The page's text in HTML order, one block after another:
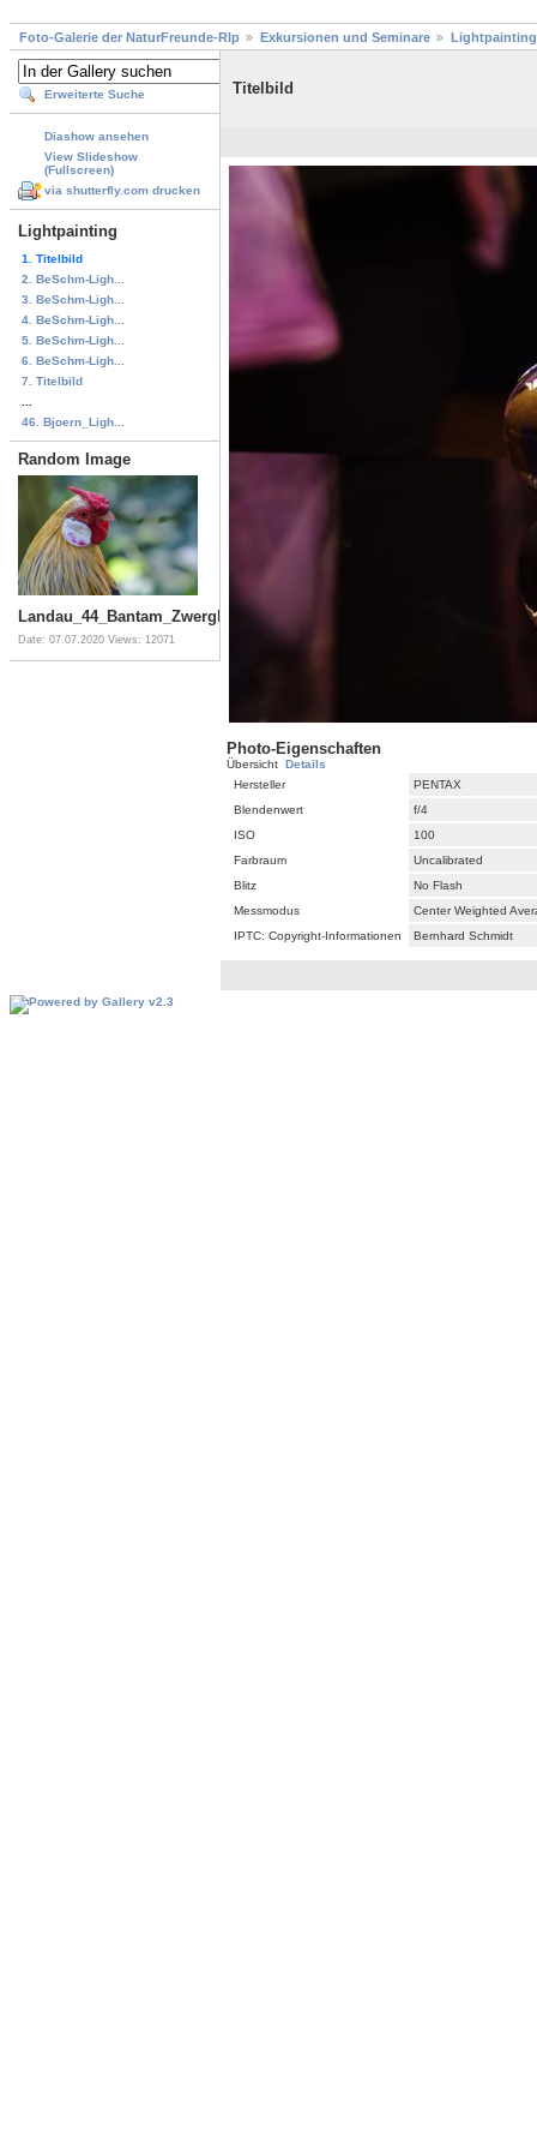
Foto-Galerie der NaturFreunde-Rlp Exkursionen und Seminare Lightpainting
Erweiterte Suche
Diashow ansehen
View Slideshow
(Fullscreen)
via shutterfly.com drucken
Lightpainting
1. Titelbild
2. BeSchm-Ligh...
3. BeSchm-Ligh...
4. BeSchm-Ligh...
5. BeSchm-Ligh...
6. BeSchm-Ligh...
7. Titelbild
46. Bjoern_Ligh...
Random Image
Landau_44_Bantam_Zwerghuhn
Date: 07.07.2020 Views: 12071
Titelbild
Photo-Eigenschaften
Übersicht Details
Hersteller
PENTAX
Blendenwert
f/4
ISO
100
Farbraum
Uncalibrated
Blitz
No Flash
Messmodus
Center Weighted
IPTC: Copyright-Informationen
Bernhard Schmidt